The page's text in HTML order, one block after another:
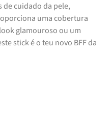
cuidado da pele,
uma cobertura
glamouroso ou um
stick é o teu novo BFF da